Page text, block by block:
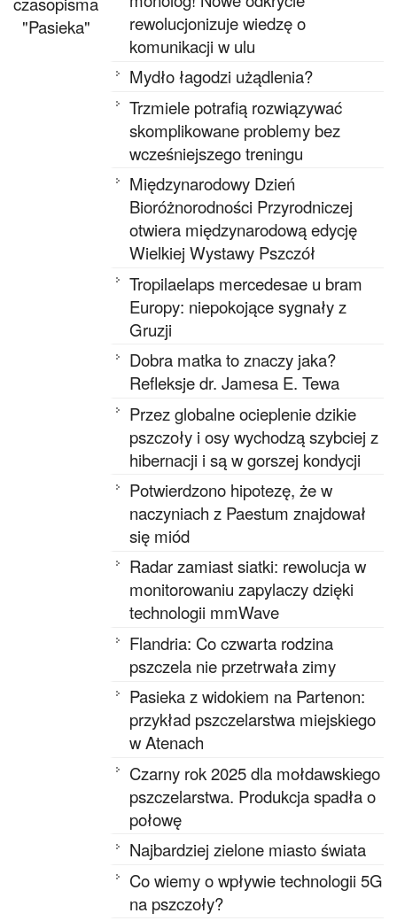
"Pasieka"
rewolucjonizuje wiedzę o
komunikacji w ulu
Mydło łagodzi użądlenia?
Trzmiele potrafią rozwiązywać
skomplikowane problemy bez
wcześniejszego treningu
Międzynarodowy Dzień
Bioróżnorodności Przyrodniczej
otwiera międzynarodową edycję
Wielkiej Wystawy Pszczół
Tropilaelaps mercedesae u bram
Europy: niepokojące sygnały z
Gruzji
Dobra matka to znaczy jaka?
Refleksje dr. Jamesa E. Tewa
Przez globalne ocieplenie dzikie
pszczoły i osy wychodzą szybciej z
hibernacji i są w gorszej kondycji
Potwierdzono hipotezę, że w
naczyniach z Paestum znajdował
się miód
Radar zamiast siatki: rewolucja w
monitorowaniu zapylaczy dzięki
technologii mmWave
Flandria: Co czwarta rodzina
pszczela nie przetrwała zimy
Pasieka z widokiem na Partenon:
przykład pszczelarstwa miejskiego
w Atenach
Czarny rok 2025 dla mołdawskiego
pszczelarstwa. Produkcja spadła o
połowę
Najbardziej zielone miasto świata
Co wiemy o wpływie technologii 5G
na pszczoły?